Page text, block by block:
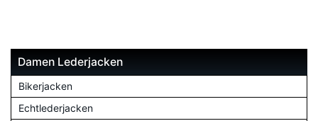
Damen Lederjacken
Bikerjacken
Echtlederjacken